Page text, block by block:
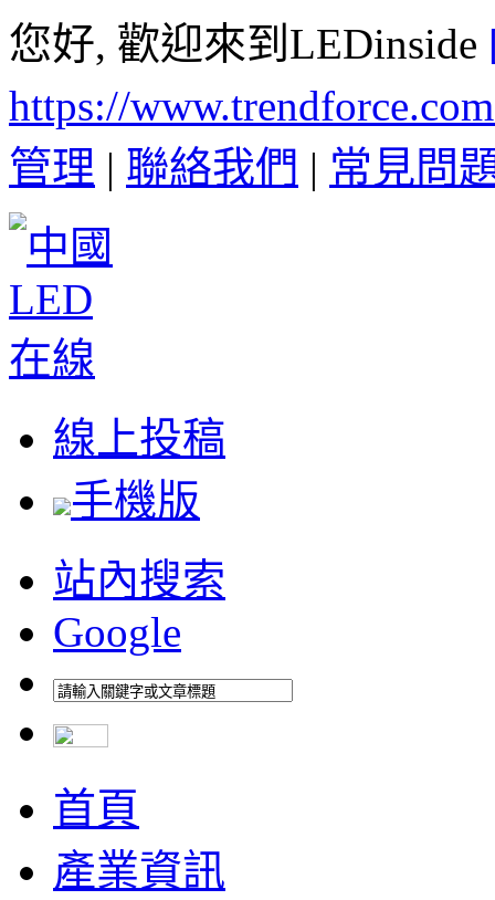
您好, 歡迎來到LEDinside
https://
管理 | 聯絡我們 | 常見問
線上投稿
手機版
站內搜索
Google
首頁
產業資訊